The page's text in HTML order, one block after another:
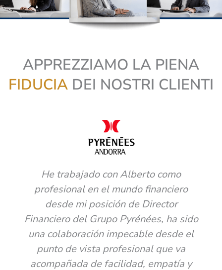
APPREZZIAMO LA PIENA
FIDUCIA DEI NOSTRI CLIENTI
He trabajado con Alberto como
profesional en el mundo financiero
desde mi posición de Director
Financiero del Grupo Pyrénées, ha sido
una colaboración impecable desde el
punto de vista profesional que va
acompañada de facilidad, empatía y